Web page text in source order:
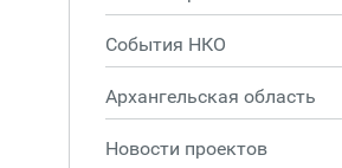
События НКО
Архангельская область
Новости проектов